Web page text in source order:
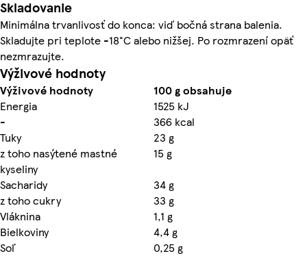
Skladovanie
Minimálna trvanlivosť do konca: viď bočná strana balenia.
Skladujte pri teplote -18°C alebo nižšej. Po rozmrazení opäť
nezmrazujte.
Výživové hodnoty
Výživové hodnoty
100 g obsahuje
Energia
1525 kJ
-
366 kcal
Tuky
23 g
z toho nasýtené mastné
kyseliny
15 g
Sacharidy
34 g
z toho cukry
33 g
Vláknina
1,1 g
Bielkoviny
4,4 g
Soľ
0,25 g